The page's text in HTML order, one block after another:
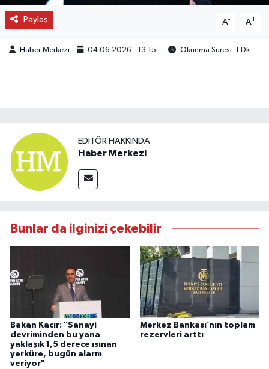
Paylaş A- A+
Haber Merkezi 04.06.2026 - 13:15 Okunma Süresi: 1 Dk
EDITÖR HAKKINDA
Haber Merkezi
Bunlar da ilginizi çekebilir
Bakan Kacır: "Sanayi
devriminden bu yana
yaklaşık 1,5 derece ısınan
yerküre, bugün alarm
veriyor"
Merkez Bankası’nın toplam
rezervleri arttı